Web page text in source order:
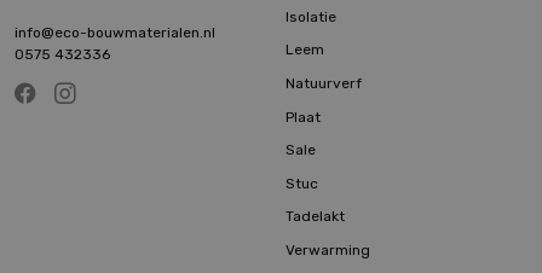
info@eco-bouwmaterialen.nl
0575 432336
Isolatie
Leem
Natuurverf
Plaat
Sale
Stuc
Tadelakt
Verwarming